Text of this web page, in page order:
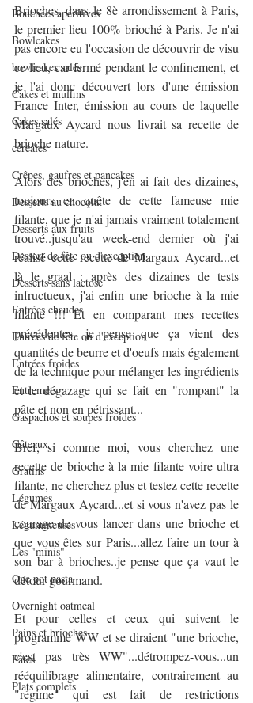
Bouchées apéritives
Bowlcakes
bowlcakes salés
Cakes et muffins
Cakes salés
céréales
Crêpes, gaufres et pancakes
Desserts au chocolat
Desserts aux fruits
Dessert de fête ou d'exception
Desserts sans lactose
Entrées chaudes
Entrées de fête ou d'exception
Entrées froides
Entremets
Gaspachos et soupes froides
Gâteaux
Gratins
Légumes
Légumineuses
Les "minis"
One pot pasta
Overnight oatmeal
Pains et brioches
Pâtes
Plats complets
Brioches, dans le 8è arrondissement à Paris,
le premier lieu 100% brioché à Paris. Je n'ai
pas encore eu l'occasion de découvrir de visu
ce lieu, car fermé pendant le confinement, et
je l'ai donc découvert lors d'une émission
France Inter, émission au cours de laquelle
Margaux Aycard nous livrait sa recette de
brioche nature.
Alors des brioches, j'en ai fait des dizaines,
toujours en quête de cette fameuse mie
filante, que je n'ai jamais vraiment totalement
trouvé..jusqu'au week-end dernier où j'ai
réalisé cette recette de Margaux Aycard...et
là le graal : après des dizaines de tests
infructueux, j'ai enfin une brioche à la mie
filante !!! Et en comparant mes recettes
précédentes, je pense que ça vient des
quantités de beurre et d'oeufs mais également
de la technique pour mélanger les ingrédients
et le dégazage qui se fait en "rompant" la
pâte et non en pétrissant...
Bref, si comme moi, vous cherchez une
recette de brioche à la mie filante voire ultra
filante, ne cherchez plus et testez cette recette
de Margaux Aycard...et si vous n'avez pas le
courage de vous lancer dans une brioche et
que vous êtes sur Paris...allez faire un tour à
son bar à brioches..je pense que ça vaut le
détour gourmand.
Et pour celles et ceux qui suivent le
programme WW et se diraient "une brioche,
c'est pas très WW"...détrompez-vous...un
rééquilibrage alimentaire, contrairement au
"régime" qui est fait de restrictions